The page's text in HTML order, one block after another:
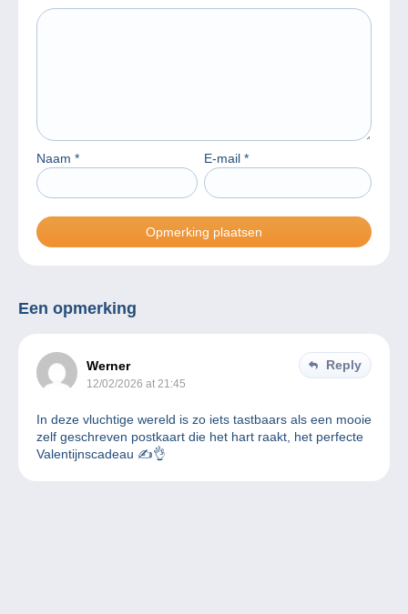
Naam * E-mail *
Een opmerking
Werner
12/02/2026 at 21:45
Reply
In deze vluchtige wereld is zo iets tastbaars als een mooie
zelf geschreven postkaart die het hart raakt, het perfecte
Valentijnscadeau ✍️👌